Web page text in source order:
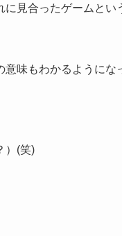
見合ったゲームとい
味もわかるようにな
）(笑)